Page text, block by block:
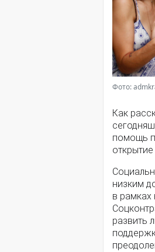
Фото:
Как
помощь
низким
в рамках
развить